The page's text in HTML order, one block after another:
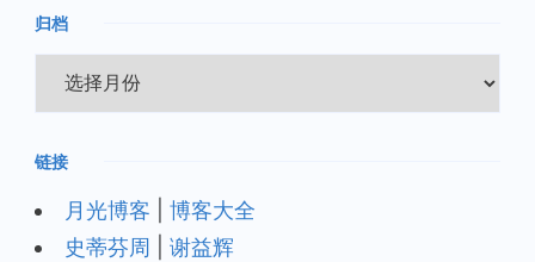
归档
档
链接
月光博客
博客大全
史蒂芬周
谢益辉